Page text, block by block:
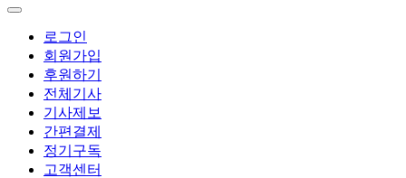
로그인
회원가입
후원하기
전체기사
기사제보
간편결제
정기구독
고객센터